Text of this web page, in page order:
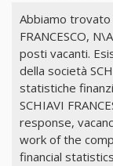
Abbiamo trovato
FRANCESCO,
posti vacanti.
della società
statistiche
SCHIAVI
response,
work of the
financial